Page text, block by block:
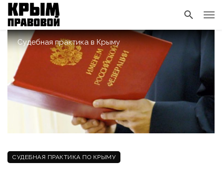
Судебная практика в Крыму
СУДЕБНАЯ ПРАКТИКА ПО КРЫМУ